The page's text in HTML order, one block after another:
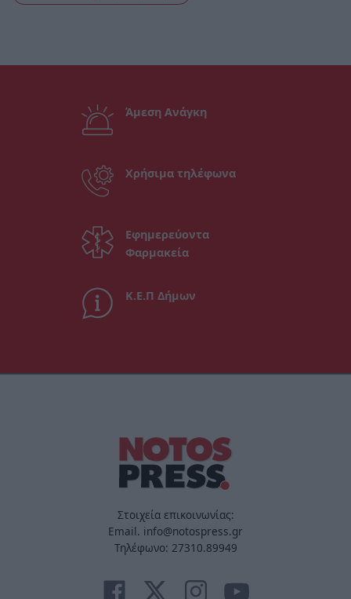
Άμεση Ανάγκη
Χρήσιμα τηλέφωνα
Εφημερεύοντα
Φαρμακεία
Κ.Ε.Π Δήμων
Στοιχεία επικοινωνίας:
Email. info@notospress.gr
Τηλέφωνο: 27310.89949